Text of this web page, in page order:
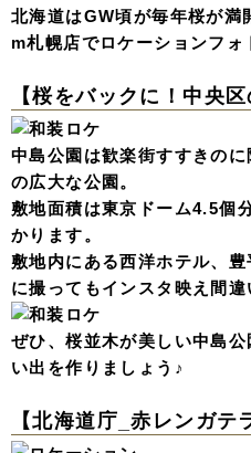
北海道はGW頃が毎年桜が満
m札幌店でロケーションフォ
【桜をバックに！中央区
中島公園は歓楽街すすきの
の広大な公園。
敷地面積は東京ドーム4.5個
かります。
敷地内にある西洋ホテル、
に撮ってもインスタ映え間
ぜひ、桜並木が美しい中島
い出を作りましょう♪
【北海道庁_赤レンガテ